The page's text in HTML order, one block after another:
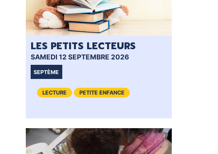
LES PETITS LECTEURS
SAMEDI 12 SEPTEMBRE 2026
SEPTÈME
LECTURE PETITE ENFANCE